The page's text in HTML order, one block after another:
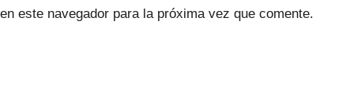
este navegador para la próxima vez que comente.